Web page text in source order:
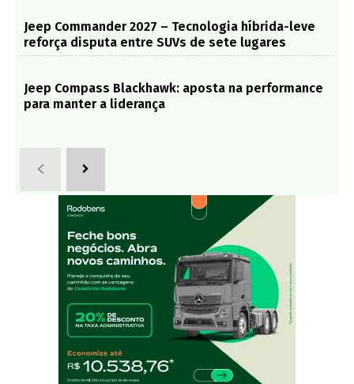
Jeep Commander 2027 – Tecnologia híbrida-leve
reforça disputa entre SUVs de sete lugares
Jeep Compass Blackhawk: aposta na performance
para manter a liderança